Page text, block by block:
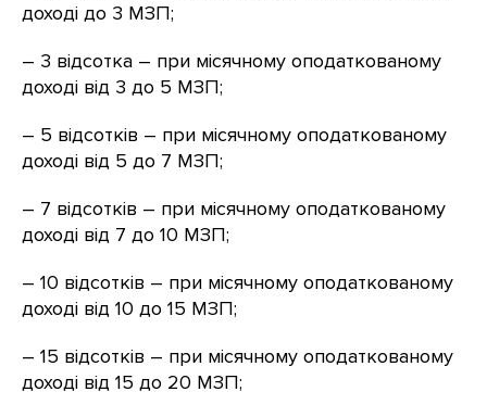
доході до 3 МЗП;
– 3 відсотка – при місячному оподаткованому
доході від 3 до 5 МЗП;
– 5 відсотків – при місячному оподаткованому
доході від 5 до 7 МЗП;
– 7 відсотків – при місячному оподаткованому
доході від 7 до 10 МЗП;
– 10 відсотків – при місячному оподаткованому
доході від 10 до 15 МЗП;
– 15 відсотків – при місячному оподаткованому
доході від 15 до 20 МЗП;